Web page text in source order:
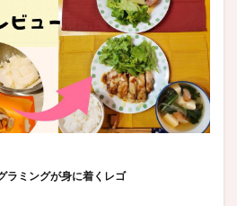
ラミングが身に着くレゴ